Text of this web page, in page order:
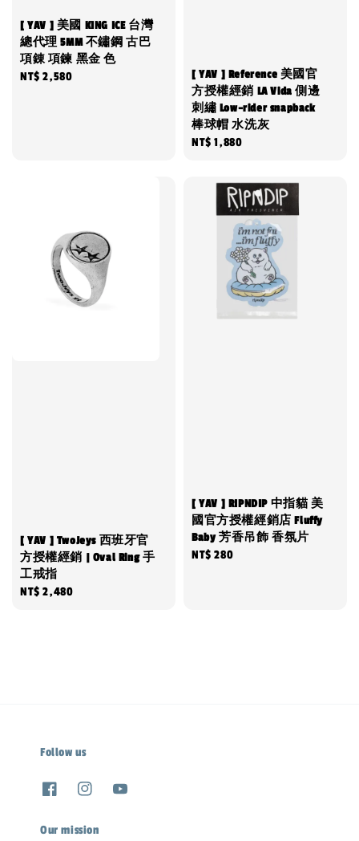
[ YAV ] 美國 KING ICE 台灣
總代理 5MM 不鏽鋼 古巴
項錬 項鍊 黑金 色
Regular
NT$ 2,580
[ YAV ] Reference 美國官
方授權經銷 LA Vida 側邊
刺繡 Low-rider snapback
棒球帽 水洗灰
Regular
NT$ 1,880
[ YAV ] TwoJeys 西班牙官
方授權經銷 | Oval Ring 手
工戒指
Regular
NT$ 2,480
[ YAV ] RIPNDIP 中指貓 美
國官方授權經銷店 Fluffy
Baby 芳香吊飾 香氛片
Regular
NT$ 280
Follow us
Our mission